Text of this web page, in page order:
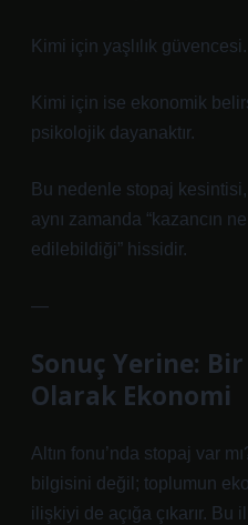
Kimi için yaşlılık güvencesi.
Kimi için ise ekonomik
psikolojik dayanaktır.
Bu nedenle stopaj
aynı zamanda “kazancın
edilebildiği” hissidir.
—
Sonuç Yerine: Bir
Olarak Ekonomi
Altın fonu’nda stopaj var
bilgisini değil; toplumun
ilişkiyi de açığa çıkarır.